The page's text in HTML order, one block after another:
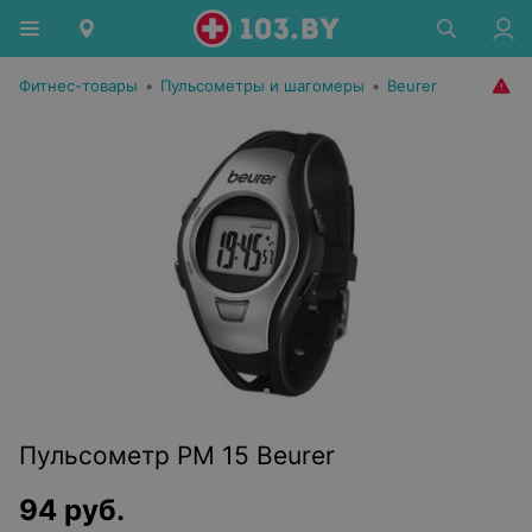
Фитнес-товары • Пульсометры и шагомеры • Beurer
Пульсометр PM 15 Beurer
94 руб.